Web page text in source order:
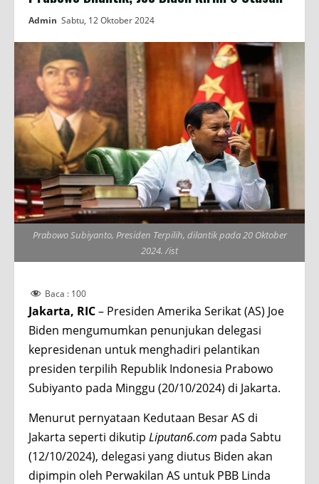
Admin Sabtu, 12 Oktober 2024
Prabowo Subiyanto, Presiden Terpilih, dilantik pada 20 Oktober
2024. /ist
Baca : 100
Jakarta, RIC– Presiden Amerika Serikat (AS) Joe
Biden mengumumkan penunjukan delegasi
kepresidenan untuk menghadiri pelantikan
presiden terpilih Republik Indonesia Prabowo
Subiyanto pada Minggu (20/10/2024) di Jakarta.
Menurut pernyataan Kedutaan Besar AS di
Jakarta seperti dikutip Liputan6.com pada Sabtu
(12/10/2024), delegasi yang diutus Biden akan
dipimpin oleh Perwakilan AS untuk PBB Linda